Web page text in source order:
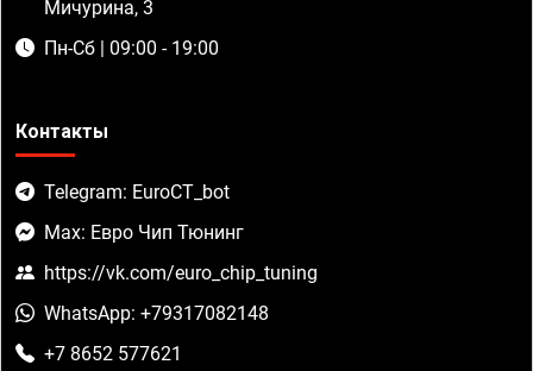
Мичурина, 3
Пн-Сб | 09:00 - 19:00
Контакты
Telegram: EuroCT_bot
Max: Евро Чип Тюнинг
https://vk.com/euro_chip_tuning
WhatsApp: +79317082148
+7 8652 577621